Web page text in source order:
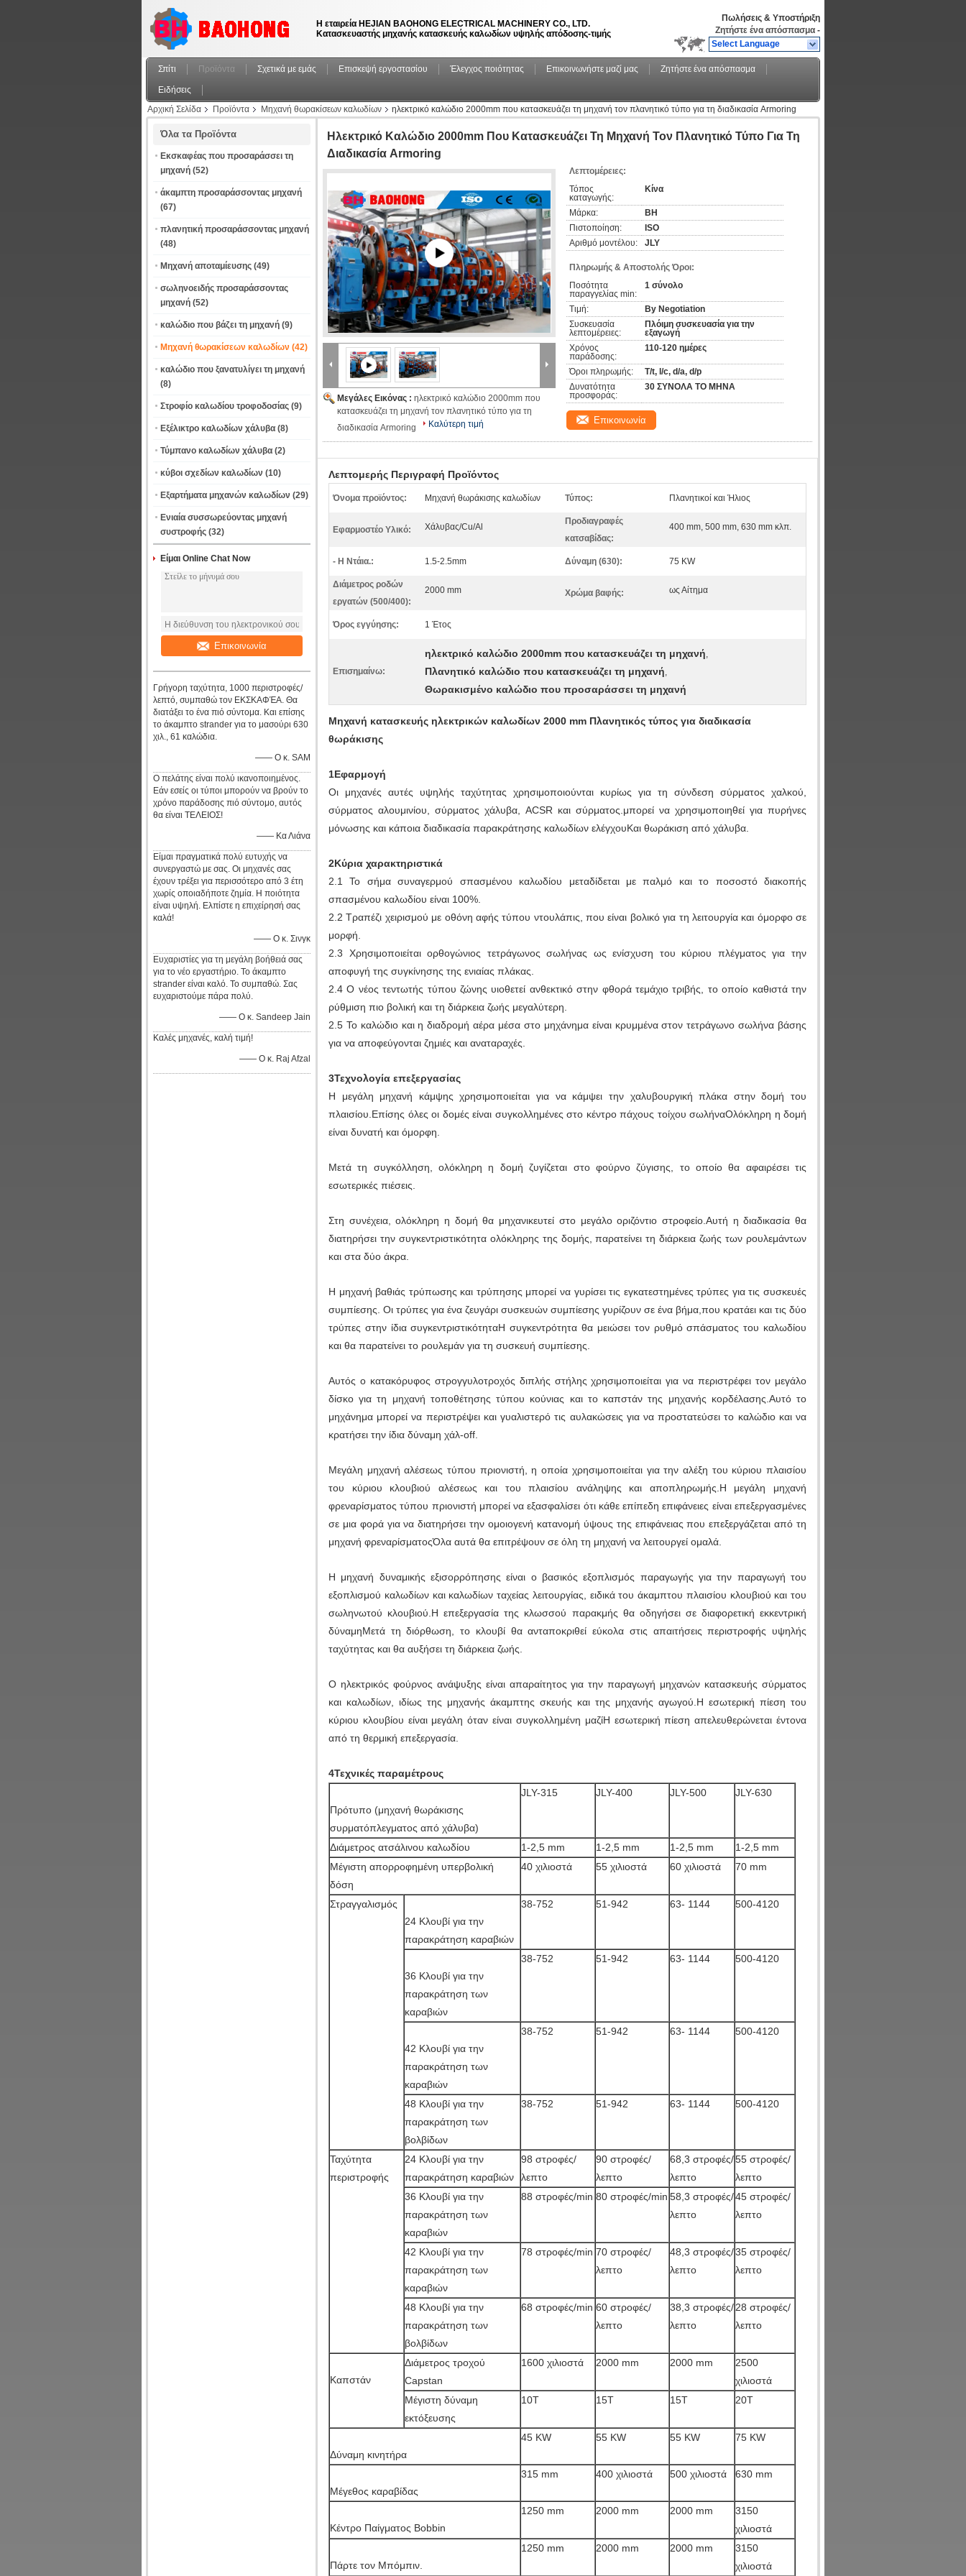
Η εταιρεία HEJIAN BAOHONG ELECTRICAL MACHINERY CO., LTD.
Κατασκευαστής μηχανής κατασκευής καλωδίων υψηλής απόδοσης-τιμής
Πωλήσεις & Υποστήριξη
Ζητήστε ένα απόσπασμα -
Select Language
Σπίτι Προϊόντα Σχετικά με εμάς Επισκεψή εργοστασίου Έλεγχος ποιότητας Επικοινωνήστε μαζί μας Ζητήστε ένα απόσπασμα
Ειδήσεις
Αρχική Σελίδα
Προϊόντα Μηχανή θωρακίσεων καλωδίων ηλεκτρικό καλώδιο 2000mm που κατασκευάζει τη μηχανή τον πλανητικό τύπο για τη διαδικασία Armoring
Όλα τα Προϊόντα
Εκσκαφέας που προσαράσσει τη
μηχανή (52)
άκαμπτη προσαράσσοντας μηχανή
(67)
πλανητική προσαράσσοντας μηχανή
(48)
Μηχανή αποταμίευσης (49)
σωληνοειδής προσαράσσοντας
μηχανή (52)
καλώδιο που βάζει τη μηχανή (9)
Μηχανή θωρακίσεων καλωδίων (42)
καλώδιο που ξανατυλίγει τη μηχανή
(8)
Στροφίο καλωδίου τροφοδοσίας (9)
Εξέλικτρο καλωδίων χάλυβα (8)
Τύμπανο καλωδίων χάλυβα (2)
κύβοι σχεδίων καλωδίων (10)
Εξαρτήματα μηχανών καλωδίων (29)
Ενιαία συσσωρεύοντας μηχανή
συστροφής (32)
Είμαι Online Chat Now
Επικοινωνία
Γρήγορη ταχύτητα, 1000 περιστροφές/
λεπτό, συμπαθώ τον ΕΚΣΚΑΦΈΑ. Θα
διατάξει το ένα πιό σύντομα. Και επίσης
το άκαμπτο strander για το μασούρι 630
χιλ., 61 καλώδια.
—— Ο κ. SAM
Ο πελάτης είναι πολύ ικανοποιημένος.
Εάν εσείς οι τύποι μπορούν να βρούν το
χρόνο παράδοσης πιό σύντομο, αυτός
θα είναι ΤΕΛΕΙΟΣ!
—— Κα Λιάνα
Είμαι πραγματικά πολύ ευτυχής να
συνεργαστώ με σας. Οι μηχανές σας
έχουν τρέξει για περισσότερο από 3 έτη
χωρίς οποιαδήποτε ζημία. Η ποιότητα
είναι υψηλή. Ελπίστε η επιχείρησή σας
καλά!
—— Ο κ. Σινγκ
Ευχαριστίες για τη μεγάλη βοήθειά σας
για το νέο εργαστήριο. Το άκαμπτο
strander είναι καλό. Το συμπαθώ. Σας
ευχαριστούμε πάρα πολύ.
—— Ο κ. Sandeep Jain
Καλές μηχανές, καλή τιμή!
—— Ο κ. Raj Afzal
Ηλεκτρικό Καλώδιο 2000mm Που Κατασκευάζει Τη Μηχανή Τον Πλανητικό Τύπο Για Τη
Διαδικασία Armoring
Μεγάλες Εικόνας : ηλεκτρικό καλώδιο 2000mm που
κατασκευάζει τη μηχανή τον πλανητικό τύπο για τη
διαδικασία Armoring
Καλύτερη τιμή
Λεπτομέρειες:
Τόπος
καταγωγής:
Κίνα
Μάρκα:
BH
Πιστοποίηση:
ISO
Αριθμό μοντέλου:
JLY
Πληρωμής & Αποστολής Όροι:
Ποσότητα
παραγγελίας min:
1 σύνολο
Τιμή:
By Negotiation
Συσκευασία
λεπτομέρειες:
Πλόιμη συσκευασία για την
εξαγωγή
Χρόνος
παράδοσης:
110-120 ημέρες
Όροι πληρωμής:
T/t, l/c, d/a, d/p
Δυνατότητα
προσφοράς:
30 ΣΥΝΟΛΑ ΤΟ ΜΗΝΑ
Επικοινωνία
Λεπτομερής Περιγραφή Προϊόντος
Όνομα προϊόντος: Μηχανή θωράκισης καλωδίων Τύπος: Πλανητικοί και Ήλιος
Εφαρμοστέο Υλικό: Χάλυβας/Cu/Al
Προδιαγραφές
κατσαβίδας:
400 mm, 500 mm, 630 mm κλπ.
- Η Ντάια.: 1.5-2.5mm Δύναμη (630): 75 KW
Διάμετρος ροδών
εργατών (500/400):
2000 mm Χρώμα βαφής: ως Αίτημα
Όρος εγγύησης: 1 Έτος
Επισημαίνω:
ηλεκτρικό καλώδιο 2000mm που κατασκευάζει τη μηχανή,
Πλανητικό καλώδιο που κατασκευάζει τη μηχανή,
Θωρακισμένο καλώδιο που προσαράσσει τη μηχανή
Μηχανή κατασκευής ηλεκτρικών καλωδίων 2000 mm Πλανητικός τύπος για διαδικασία
θωράκισης
1Εφαρμογή
Οι μηχανές αυτές υψηλής ταχύτητας χρησιμοποιούνται κυρίως για τη σύνδεση σύρματος χαλκού,
σύρματος αλουμινίου, σύρματος χάλυβα, ACSR και σύρματος.μπορεί να χρησιμοποιηθεί για πυρήνες
μόνωσης και κάποια διαδικασία παρακράτησης καλωδίων ελέγχουΚαι θωράκιση από χάλυβα.
2Κύρια χαρακτηριστικά
2.1 Το σήμα συναγερμού σπασμένου καλωδίου μεταδίδεται με παλμό και το ποσοστό διακοπής
σπασμένου καλωδίου είναι 100%.
2.2 Τραπέζι χειρισμού με οθόνη αφής τύπου ντουλάπις, που είναι βολικό για τη λειτουργία και όμορφο σε
μορφή.
2.3 Χρησιμοποιείται ορθογώνιος τετράγωνος σωλήνας ως ενίσχυση του κύριου πλέγματος για την
αποφυγή της συγκίνησης της ενιαίας πλάκας.
2.4 Ο νέος τεντωτής τύπου ζώνης υιοθετεί ανθεκτικό στην φθορά τεμάχιο τριβής, το οποίο καθιστά την
ρύθμιση πιο βολική και τη διάρκεια ζωής μεγαλύτερη.
2.5 Το καλώδιο και η διαδρομή αέρα μέσα στο μηχάνημα είναι κρυμμένα στον τετράγωνο σωλήνα βάσης
για να αποφεύγονται ζημιές και αναταραχές.
3Τεχνολογία επεξεργασίας
Η μεγάλη μηχανή κάμψης χρησιμοποιείται για να κάμψει την χαλυβουργική πλάκα στην δομή του
πλαισίου.Επίσης όλες οι δομές είναι συγκολλημένες στο κέντρο πάχους τοίχου σωλήναΟλόκληρη η δομή
είναι δυνατή και όμορφη.
Μετά τη συγκόλληση, ολόκληρη η δομή ζυγίζεται στο φούρνο ζύγισης, το οποίο θα αφαιρέσει τις
εσωτερικές πιέσεις.
Στη συνέχεια, ολόκληρη η δομή θα μηχανικευτεί στο μεγάλο οριζόντιο στροφείο.Αυτή η διαδικασία θα
διατηρήσει την συγκεντριστικότητα ολόκληρης της δομής, παρατείνει τη διάρκεια ζωής των ρουλεμάντων
και στα δύο άκρα.
Η μηχανή βαθιάς τρύπωσης και τρύπησης μπορεί να γυρίσει τις εγκατεστημένες τρύπες για τις συσκευές
συμπίεσης. Οι τρύπες για ένα ζευγάρι συσκευών συμπίεσης γυρίζουν σε ένα βήμα,που κρατάει και τις δύο
τρύπες στην ίδια συγκεντριστικότηταΗ συγκεντρότητα θα μειώσει τον ρυθμό σπάσματος του καλωδίου
και θα παρατείνει το ρουλεμάν για τη συσκευή συμπίεσης.
Αυτός ο κατακόρυφος στρογγυλοτροχός διπλής στήλης χρησιμοποιείται για να περιστρέφει τον μεγάλο
δίσκο για τη μηχανή τοποθέτησης τύπου κούνιας και το καπστάν της μηχανής κορδέλασης.Αυτό το
μηχάνημα μπορεί να περιστρέψει και γυαλιστερό τις αυλακώσεις για να προστατεύσει το καλώδιο και να
κρατήσει την ίδια δύναμη χάλ-off.
Μεγάλη μηχανή αλέσεως τύπου πριονιστή, η οποία χρησιμοποιείται για την αλέξη του κύριου πλαισίου
του κύριου κλουβιού αλέσεως και του πλαισίου ανάληψης και αποπληρωμής.Η μεγάλη μηχανή
φρεναρίσματος τύπου πριονιστή μπορεί να εξασφαλίσει ότι κάθε επίπεδη επιφάνειες είναι επεξεργασμένες
σε μια φορά για να διατηρήσει την ομοιογενή κατανομή ύψους της επιφάνειας που επεξεργάζεται από τη
μηχανή φρεναρίσματοςΌλα αυτά θα επιτρέψουν σε όλη τη μηχανή να λειτουργεί ομαλά.
Η μηχανή δυναμικής εξισορρόπησης είναι ο βασικός εξοπλισμός παραγωγής για την παραγωγή του
εξοπλισμού καλωδίων και καλωδίων ταχείας λειτουργίας, ειδικά του άκαμπτου πλαισίου κλουβιού και του
σωληνωτού κλουβιού.Η επεξεργασία της κλωσσού παρακμής θα οδηγήσει σε διαφορετική εκκεντρική
δύναμηΜετά τη διόρθωση, το κλουβί θα ανταποκριθεί εύκολα στις απαιτήσεις περιστροφής υψηλής
ταχύτητας και θα αυξήσει τη διάρκεια ζωής.
Ο ηλεκτρικός φούρνος ανάψυξης είναι απαραίτητος για την παραγωγή μηχανών κατασκευής σύρματος
και καλωδίων, ιδίως της μηχανής άκαμπτης σκευής και της μηχανής αγωγού.Η εσωτερική πίεση του
κύριου κλουβίου είναι μεγάλη όταν είναι συγκολλημένη μαζίΗ εσωτερική πίεση απελευθερώνεται έντονα
από τη θερμική επεξεργασία.
4Τεχνικές παραμέτρους
Πρότυπο (μηχανή θωράκισης
συρματόπλεγματος από χάλυβα)
JLY-315 JLY-400 JLY-500 JLY-630
Διάμετρος ατσάλινου καλωδίου 1-2,5 mm 1-2,5 mm 1-2,5 mm
1-2,5 mm
Μέγιστη απορροφημένη υπερβολική
δόση
40 χιλιοστά 55 χιλιοστά 60 χιλιοστά 70 mm
Στραγγαλισμός
24 Κλουβί για την
παρακράτηση καραβιών
38-752 51-942 63- 1144 500-4120
36 Κλουβί για την
παρακράτηση των
καραβιών
38-752 51-942 63- 1144 500-4120
42 Κλουβί για την
παρακράτηση των
καραβιών
38-752 51-942 63- 1144 500-4120
48 Κλουβί για την
παρακράτηση των
βολβίδων
38-752 51-942 63- 1144 500-4120
Ταχύτητα
περιστροφής
24 Κλουβί για την
παρακράτηση καραβιών
98 στροφές/
λεπτο
90 στροφές/
λεπτο
68,3 στροφές/
λεπτο
55 στροφές/
λεπτο
36 Κλουβί για την
παρακράτηση των
καραβιών
88 στροφές/min 80 στροφές/min 58,3 στροφές/
λεπτο
45 στροφές/
λεπτο
42 Κλουβί για την
παρακράτηση των
καραβιών
78 στροφές/min 70 στροφές/
λεπτο
48,3 στροφές/
λεπτο
35 στροφές/
λεπτο
48 Κλουβί για την
παρακράτηση των
βολβίδων
68 στροφές/min 60 στροφές/
λεπτο
38,3 στροφές/
λεπτο
28 στροφές/
λεπτο
Καπστάν
Διάμετρος τροχού
Capstan
1600 χιλιοστά 2000 mm 2000 mm
2500
χιλιοστά
Μέγιστη δύναμη
εκτόξευσης
10Τ 15Τ 15Τ 20Τ
Δύναμη κινητήρα
45 KW 55 KW 55 KW 75 KW
Μέγεθος καραβίδας
315 mm 400 χιλιοστά 500 χιλιοστά 630 mm
Κέντρο Παίγματος Bobbin
1250 mm 2000 mm 2000 mm
3150
χιλιοστά
Πάρτε τον Μπόμπιν.
1250 mm 2000 mm 2000 mm
3150
χιλιοστά